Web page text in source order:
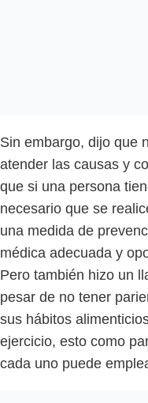
Sin embargo, dijo que
atender las causas y
que si una persona
necesario que se
una medida de
médica adecuada y
Pero también hizo un
pesar de no tener
sus hábitos
ejercicio, esto como
cada uno puede